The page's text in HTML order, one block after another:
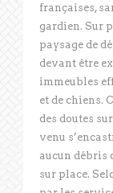
françaises,
gardien. Sur
paysage de
devant être
immeubles
et de chiens.
des doutes
venu
aucun débris
sur place.